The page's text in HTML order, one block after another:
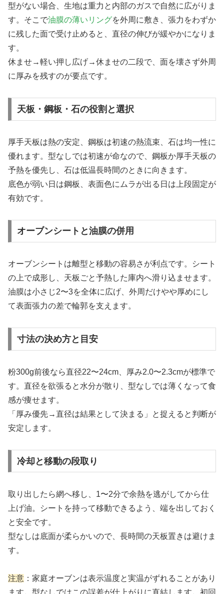
型がない場合、生地は重力と内部のガスで自然に広がりま
す。そこで油膜の薄いリングを外周に敷き、張力をわずか
に残した面で受け止めると、直径の伸びが緩やかになりま
す。
休ませ→軽い押し広げ→休ませの二段で、面を壊さず外周
に厚みを残すのが要点です。
天板・鋼板・石の役割と選択
厚手天板は熱の安定、鋼板は初速の熱流束、石は均一性に
優れます。型なしでは初速が命なので、鋼板か厚手天板の
予熱を優先し、石は低温長時間のときに向きます。
底色が弱い日は鋼板、表面色にムラが出る日は上段固定が
有効です。
オーブンシートと油膜の併用
オーブンシートは離型と移動の容易さが利点です。シート
の上で成形し、天板ごと予熱した庫内へ滑り込ませます。
油膜は小さじ2〜3を全体に広げ、外周だけやや厚めにし
て表面張力の差で輪郭を支えます。
寸法の決め方と目安
粉300g前後なら直径22〜24cm、厚み2.0〜2.3cmが標準で
す。直径を欲張ると水分が散り、型なしでは薄くなって食
感が痩せます。
「厚み優先→直径は結果として決まる」と捉えると判断が
安定します。
冷却と移動の段取り
取り出したら網へ移し、1〜2分で余熱を逃がしてから仕
上げ油。シートを持って移動できるよう、端を出しておく
と安全です。
型なしは底面が柔らかいので、長時間の天板置きは避けま
す。
注意 ：家庭オーブンは表示温度と実温がずれることがあり